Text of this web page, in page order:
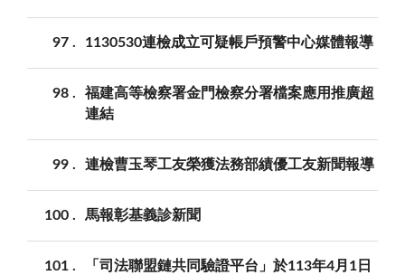
97 1130530連檢成立可疑帳戶預警中心媒體報導
98
福建高等檢察署金門檢察分署檔案應用推廣超
連結
99 連檢曹玉琴工友榮獲法務部績優工友新聞報導
100 馬報彰基義診新聞
101
「司法聯盟鏈共同驗證平台」於113年4月1日